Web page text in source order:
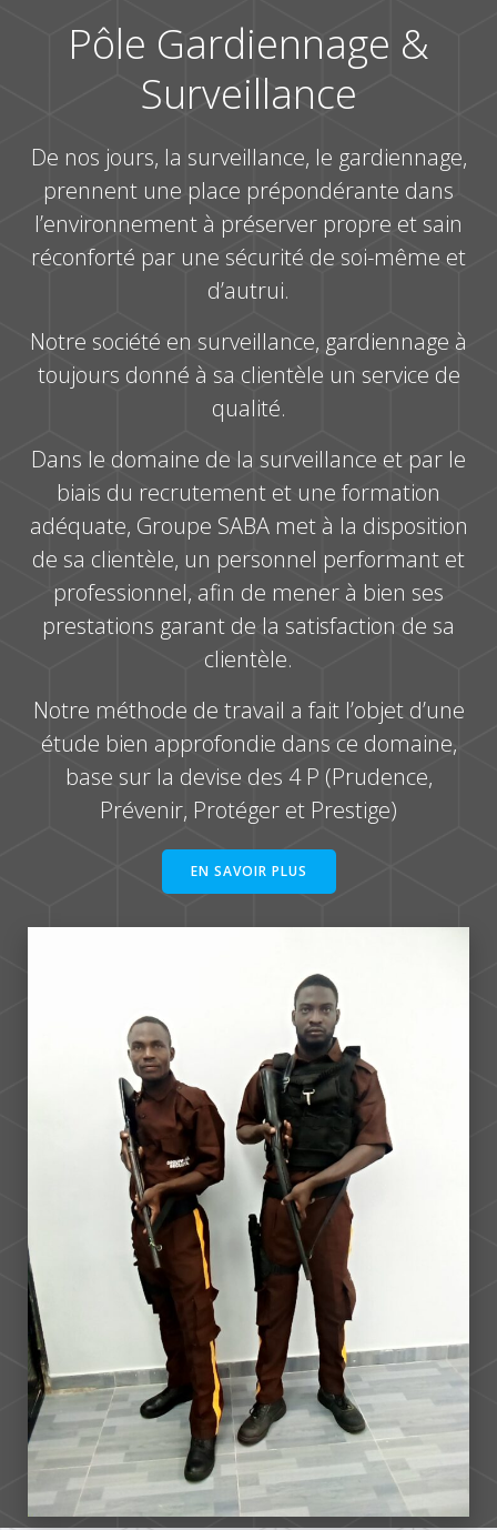
Pôle Gardiennage &
Surveillance
De nos jours, la surveillance, le gardiennage,
prennent une place prépondérante dans
l’environnement à préserver propre et sain
réconforté par une sécurité de soi-même et
d’autrui.
Notre société en surveillance, gardiennage à
toujours donné à sa clientèle un service de
qualité.
Dans le domaine de la surveillance et par le
biais du recrutement et une formation
adéquate, Groupe SABA met à la disposition
de sa clientèle, un personnel performant et
professionnel, afin de mener à bien ses
prestations garant de la satisfaction de sa
clientèle.
Notre méthode de travail a fait l’objet d’une
étude bien approfondie dans ce domaine,
base sur la devise des 4 P (Prudence,
Prévenir, Protéger et Prestige)
EN SAVOIR PLUS